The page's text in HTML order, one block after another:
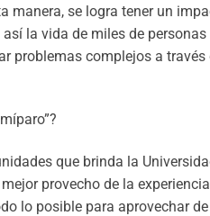
manera, se logra tener un
la vida de miles de personas
problemas complejos a
que brinda la
provecho de la
lo posible para aprovechar